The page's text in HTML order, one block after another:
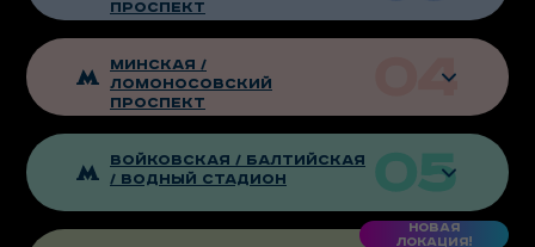
проспект
минская /
Ломоносовский
проспект
Войковская / Балтийская
/ Водный стадион
Новая
локация!